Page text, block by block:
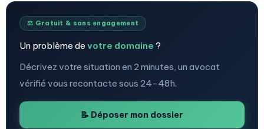
⚖️ Gratuit & sans engagement
Un problème de votre domaine ?
Décrivez votre situation en 2 minutes, un avocat
vérifié vous recontacte sous 24-48h.
📝 Déposer mon dossier